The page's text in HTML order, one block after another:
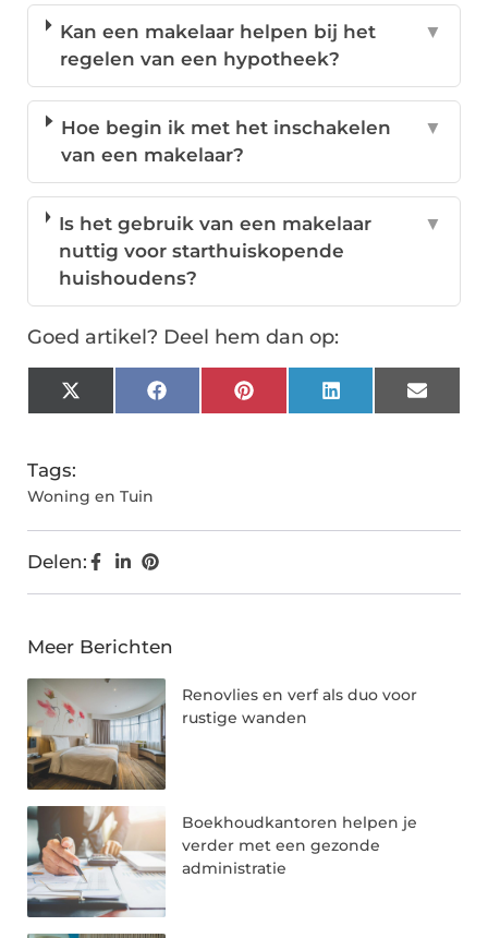
Kan een makelaar helpen bij het
regelen van een hypotheek?
▼
Hoe begin ik met het inschakelen
van een makelaar?
▼
Is het gebruik van een makelaar
nuttig voor starthuiskopende
huishoudens?
▼
Goed artikel? Deel hem dan op:
X
(Twitter)
FacebookPinterestLinkedInEmail
Tags:
Woning en Tuin
Delen:
Meer Berichten
Renovlies en verf als duo voor
rustige wanden
Boekhoudkantoren helpen je
verder met een gezonde
administratie